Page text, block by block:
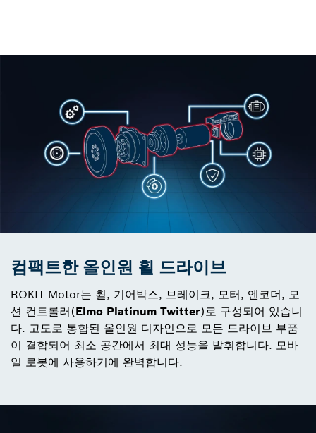
컴팩트한 올인원 휠 드라이브
ROKIT Motor는 휠, 기어박스, 브레이크, 모터, 엔코더, 모
션 컨트롤러(Elmo Platinum Twitter)로 구성되어 있습니
다. 고도로 통합된 올인원 디자인으로 모든 드라이브 부품
이 결합되어 최소 공간에서 최대 성능을 발휘합니다. 모바
일 로봇에 사용하기에 완벽합니다.